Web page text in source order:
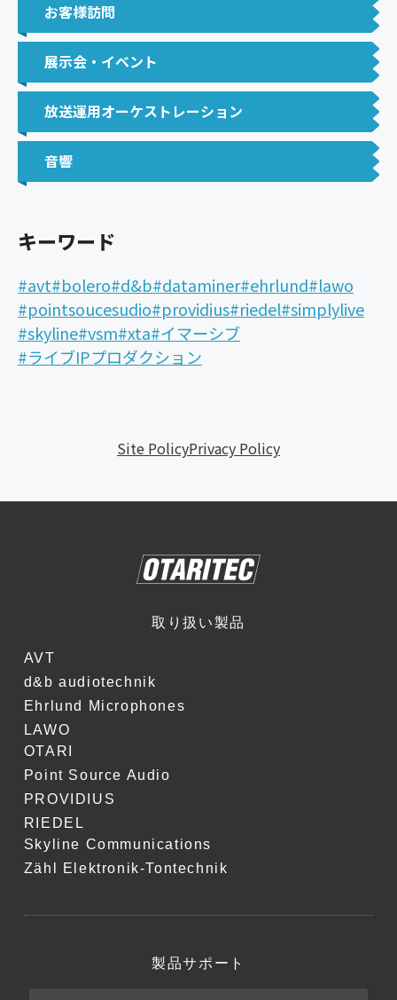
お客様訪問
展示会・イベント
放送運用オーケストレーション
音響
キーワード
#avt#bolero#d&b#dataminer#ehrlund#lawo
#pointsoucesudio#providius#riedel#simplylive
#skyline#vsm#xta#イマーシブ
#ライブIPプロダクション
Site PolicyPrivacy Policy
取り扱い製品
AVT
d&b audiotechnik
Ehrlund Microphones
LAWO
OTARI
Point Source Audio
PROVIDIUS
RIEDEL
Skyline Communications
Zähl Elektronik-Tontechnik
製品サポート